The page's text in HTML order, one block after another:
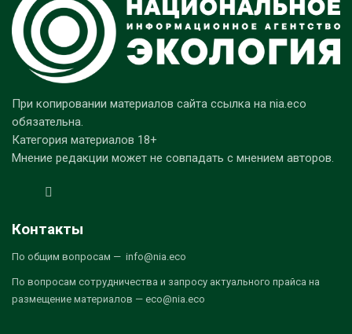
При копировании материалов сайта ссылка на nia.eco
обязательна.
Категория материалов 18+
Мнение редакции может не совпадать с мнением авторов.
Контакты
По общим вопросам — info@nia.eco
По вопросам сотрудничества и запросу актуального прайса на
размещение материалов — eco@nia.eco